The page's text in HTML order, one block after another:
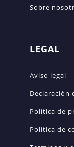
Sobre
LEGAL
Aviso legal
Declaración
Política de
Política de